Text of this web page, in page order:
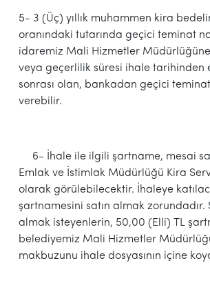
5- 3 (Üç) yıllık muhammen kira
oranındaki tutarında geçici teminat
idaremiz Mali Hizmetler Müdürlüğüne
veya geçerlilik süresi ihale tarihinden
sonrası olan, bankadan geçici
verebilir.
6- İhale ile ilgili şartname, mesai
Emlak ve İstimlak Müdürlüğü Kira
olarak görülebilecektir. İhaleye
şartnamesini satın almak zorundadır.
almak isteyenlerin, 50,00 (Elli) TL
belediyemiz Mali Hizmetler
makbuzunu ihale dosyasının içine